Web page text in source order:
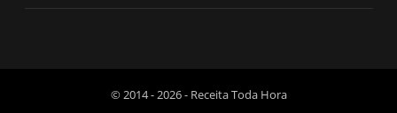
© 2014 - 2026 - Receita Toda Hora